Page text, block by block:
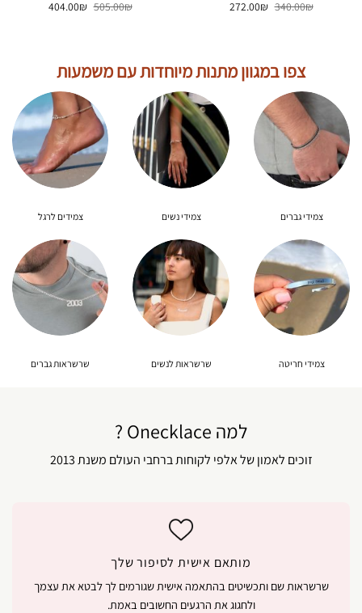
340.00₪ המחיר
המקורי
272.00₪ המחיר 505.00₪ המחיר
המקורי
404.00₪ המחיר
צפו במגוון מתנות מיוחדות עם משמעות
צמידי גברים צמידי נשים צמידים לרגל
צמידי חריטה שרשראות לנשים שרשראות גברים
למה Onecklace ?
זוכים לאמון של אלפי לקוחות ברחבי העולם משנת 2013
מותאם אישית לסיפור שלך
שרשראות שם ותכשיטים בהתאמה אישית שגורמים לך לבטא את עצמך
ולחגוג את הרגעים החשובים באמת.